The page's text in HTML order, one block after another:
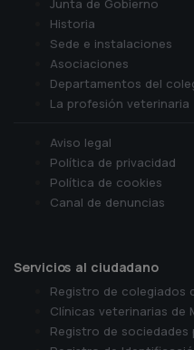
Junta de Gobierno
Historia
Sede e instalaciones
Asociaciones
Departamentos del
La profesión veterinaria
Aviso legal
Política de privacidad
Política de cookies
Canal de denuncias
Servicios al ciudadano
Registro de colegiados
Clínicas veterinarias de
Registro de sociedades